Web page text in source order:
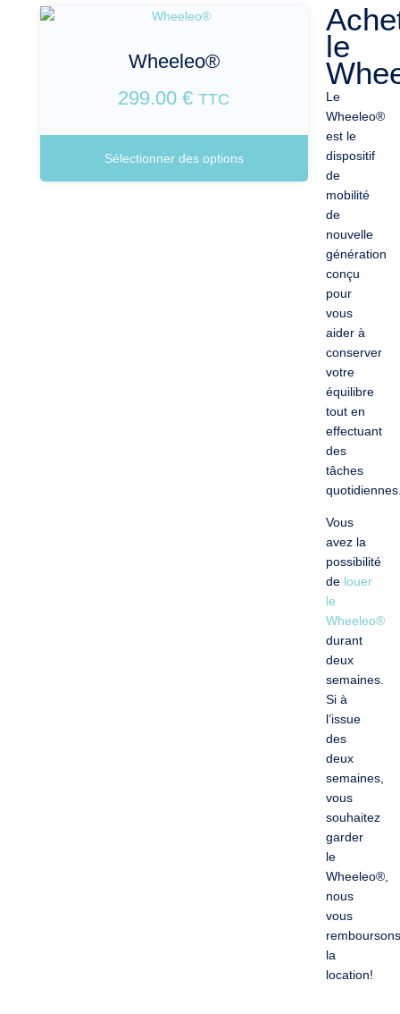
Wheeleo®
299.00€ TTC
Sélectionner des options
le
Le
Wheeleo®
est le
dispositif
de
mobilité
de
nouvelle
génération
conçu
pour
vous
aider à
conserver
votre
équilibre
tout en
effectuant
des
tâches
Vous
avez la
possibilité
de louer
le
Wheeleo®
durant
deux
semaines.
Si à
l’issue
des
deux
semaines,
vous
souhaitez
garder
le
Wheeleo®,
nous
vous
remboursons
la
location!